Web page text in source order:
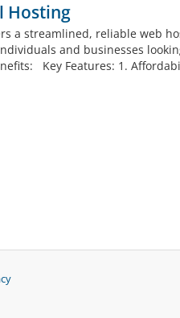
Hosting
a streamlined, reliable web
and businesses
Key Features: 1.